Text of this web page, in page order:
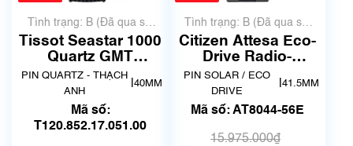
Tình trạng: B (Đã qua sử
dụng, hàng đẹp, có chút
xước dăm)
Tissot Seastar 1000
Quartz GMT
T120.852.17.051.00
PIN QUARTZ - THẠCH
ANH
40MM
Mã số:
T120.852.17.051.00
Tình trạng: B (Đã qua sử
dụng, hàng đẹp, có chút
xước dăm)
Citizen Attesa Eco-
Drive Radio-
Controlled AT8044-
56E
PIN SOLAR / ECO
DRIVE
41.5MM
Mã số: AT8044-56E
15.975.000₫